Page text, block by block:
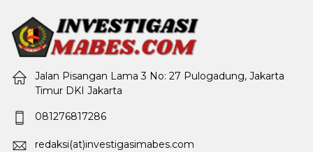
Jalan Pisangan Lama 3 No: 27 Pulogadung, Jakarta
Timur DKI Jakarta
081276817286
redaksi(at)investigasimabes.com